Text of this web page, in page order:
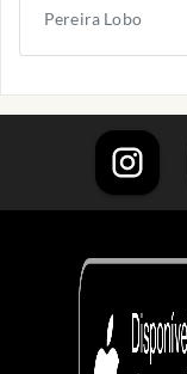
Pereira Lobo